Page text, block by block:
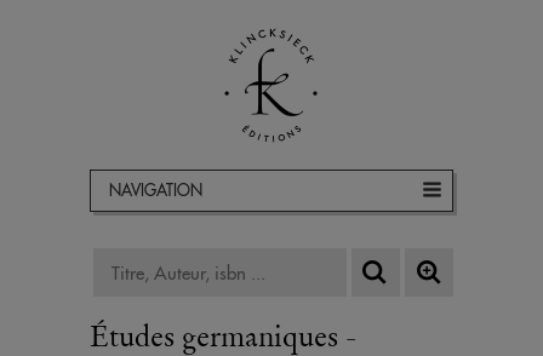
NAVIGATION
Études germaniques -